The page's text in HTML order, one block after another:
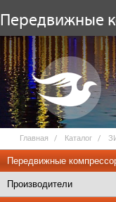
Передвижные
Главная Каталог
Передвижные
Производители